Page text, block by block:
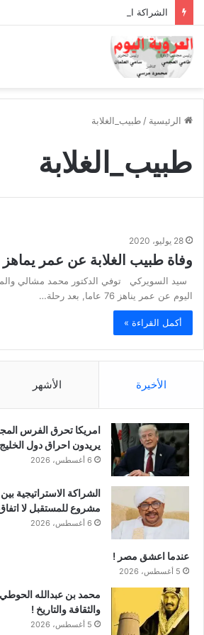
الرئيسية / طبيب_الغلابة
طبيب_الغلابة
28 يوليو، 2020
وفاة طبيب الغلابة عن عمر يماهز 76 عاما
سيد السويركي توفي الدكتور محمد مشالي
اليوم عن عمر يناهز 76 عاما, بعد رحلة…
أكمل القراءة »
الأخيرة الأشهر
امريكا تحرق الفرس
يريدون احراق دول
6 أغسطس، 2026
الشراكة الاستراتيجية
مشروع للمستقبل لا
6 أغسطس، 2026
عندما اعشق مصر !
5 أغسطس، 2026
محمد بن عبدالله الحوطي
والثقافة والتاريخ !
5 أغسطس، 2026